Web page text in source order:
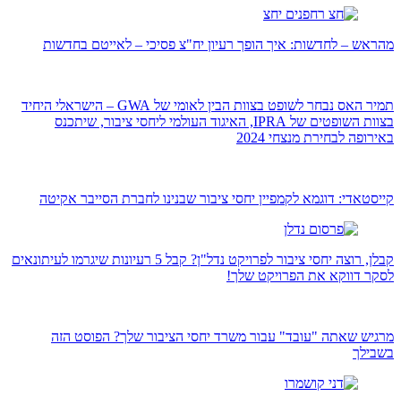
מהראש – לחדשות: איך הופך רעיון יח"צ פסיכי – לאייטם בחדשות
תמיר האס נבחר לשופט בצוות הבין לאומי של GWA – הישראלי היחיד
בצוות השופטים של IPRA, האיגוד העולמי ליחסי ציבור, שיתכנס
באירופה לבחירת מנצחי 2024
קייסטאדי: דוגמא לקמפיין יחסי ציבור שבנינו לחברת הסייבר אקיטה
קבלן, רוצה יחסי ציבור לפרויקט נדל"ן? קבל 5 רעיונות שיגרמו לעיתונאים
לסקר דווקא את הפרויקט שלך!
מרגיש שאתה "עובד" עבור משרד יחסי הציבור שלך? הפוסט הזה
בשבילך